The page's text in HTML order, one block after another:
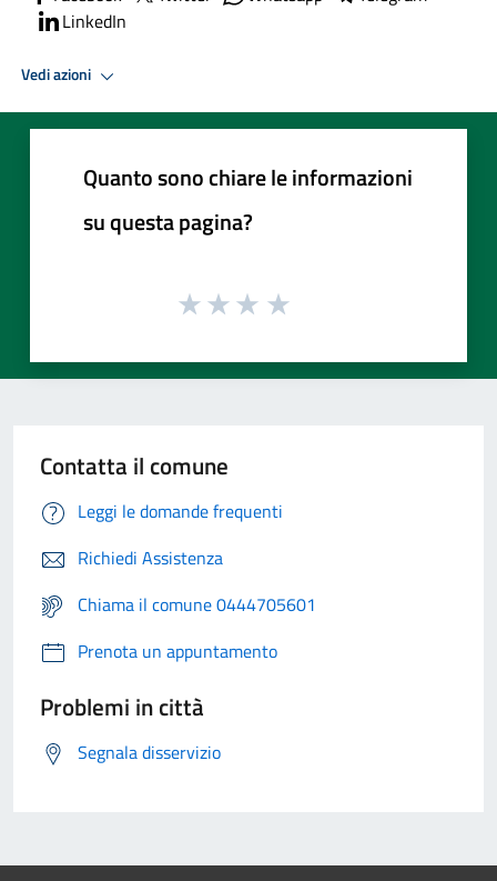
LinkedIn
Vedi azioni
Quanto sono chiare le informazioni
su questa pagina?
Contatta il comune
Leggi le domande frequenti
Richiedi Assistenza
Chiama il comune 0444705601
Prenota un appuntamento
Problemi in città
Segnala disservizio